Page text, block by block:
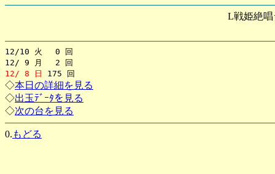
L戦姫絶
12/10 火 0 回
12/ 9 月 2 回
12/ 8 日
175 回
◇本日の詳細を見る
◇出玉ﾃﾞｰﾀを見る
◇次の台を見る
0. もどる